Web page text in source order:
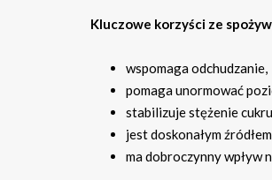
Kluczowe korzyści ze
wspomaga odchudzanie,
pomaga unormować
stabilizuje stężenie
jest doskonałym
ma dobroczynny wpływ